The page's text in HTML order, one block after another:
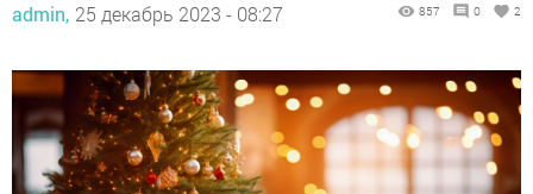
admin, 25 декабрь 2023 - 08:27 857 0 2